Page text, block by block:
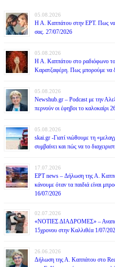
05.08.2026
Η Α. Καππάτου στην ΕΡΤ. Πως να
σας. 27/07/2026
05.08.2026
Η Α. Καππάτου στο ραδιόφωνο
Καρατζαφέρη. Πως μπορούμε να
05.08.2026
Newshub.gr – Podcast με την
περνούν οι έφηβοι το καλοκαίρι
05.08.2026
skai.gr -Γιατί νιώθουμε τη
συμβαίνει και πώς να το
17.07.2026
ΕΡΤ news – Δήλωση της Α.
κάνουμε όταν τα παιδιά είναι
16/07/2026
02.07.2026
«ΝΟΤΙΕΣ ΔΙΑΔΡΟΜΕΣ» –
15χρονου στην Καλλιθέα 1/07/
26.06.2026
Δήλωση της Α. Καππάτου στο